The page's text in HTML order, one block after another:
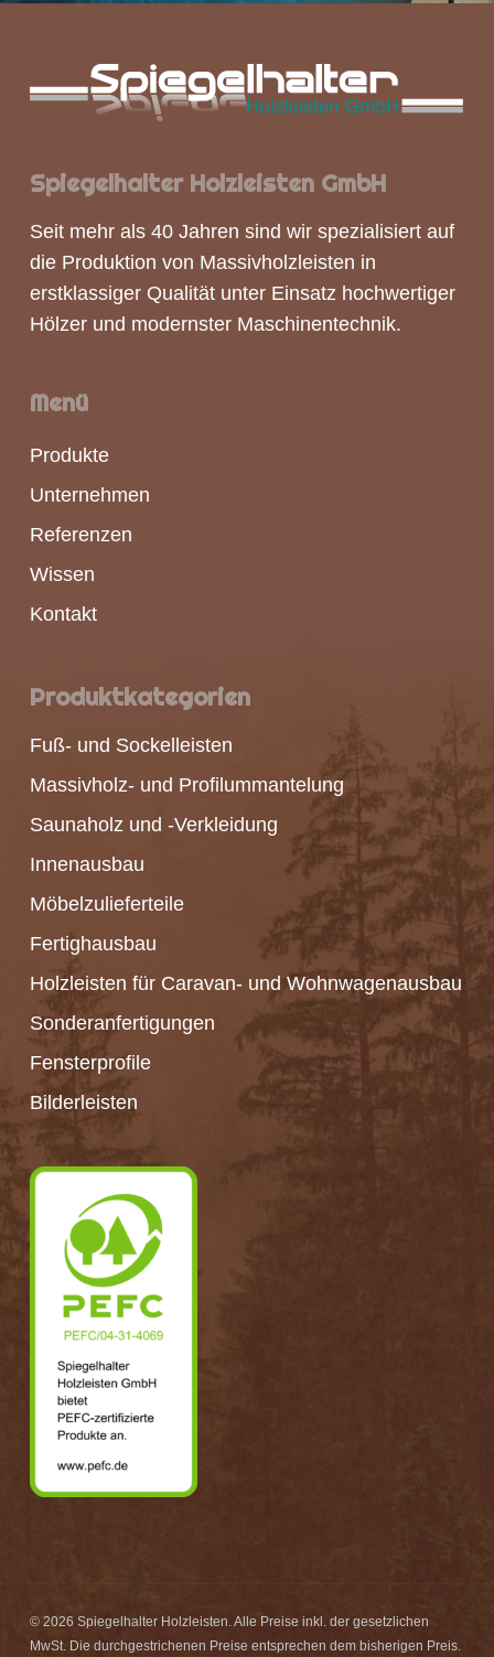
Spiegelhalter Holzleisten GmbH
Seit mehr als 40 Jahren sind wir spezialisiert auf
die Produktion von Massivholzleisten in
erstklassiger Qualität unter Einsatz hochwertiger
Hölzer und modernster Maschinentechnik.
Menü
Produkte
Unternehmen
Referenzen
Wissen
Kontakt
Produktkategorien
Fuß- und Sockelleisten
Massivholz- und Profilummantelung
Saunaholz und -Verkleidung
Innenausbau
Möbelzulieferteile
Fertighausbau
Holzleisten für Caravan- und Wohnwagenausbau
Sonderanfertigungen
Fensterprofile
Bilderleisten
© 2026 Spiegelhalter Holzleisten. Alle Preise inkl. der gesetzlichen
MwSt. Die durchgestrichenen Preise entsprechen dem bisherigen Preis.